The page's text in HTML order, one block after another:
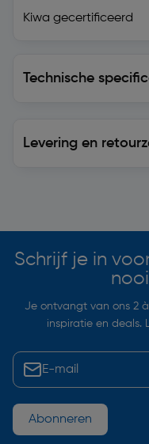
Kiwa gecertificeerd
Technische
Levering en
Schrijf je in
Je ontvangt van ons 2
inspiratie en deals.
Abonneren